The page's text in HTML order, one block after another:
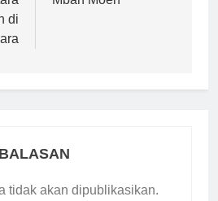
di
tidak akan dipublikasikan.